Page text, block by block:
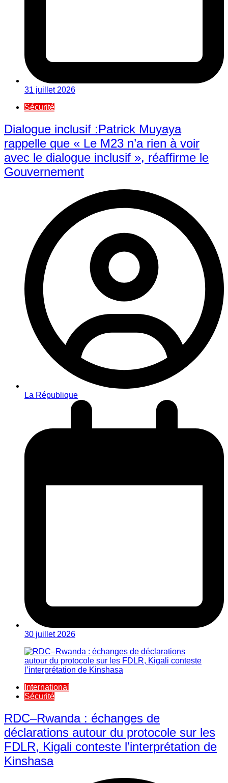
31 juillet 2026
Sécurité
Dialogue inclusif :Patrick Muyaya
rappelle que « Le M23 n’a rien à voir
avec le dialogue inclusif », réaffirme le
Gouvernement
La République
30 juillet 2026
International
Sécurité
RDC–Rwanda : échanges de
déclarations autour du protocole sur les
FDLR, Kigali conteste l’interprétation de
Kinshasa